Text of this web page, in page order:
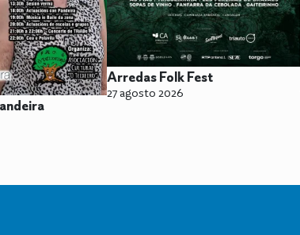
Arredas Folk Fest
27 agosto 2026